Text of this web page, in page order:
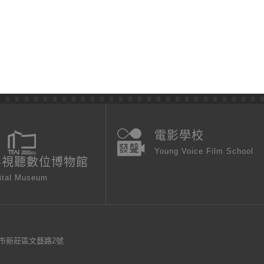
聽數位博物館
Museum
電影學校
Young Voice Film School
新莊區文藝路2號